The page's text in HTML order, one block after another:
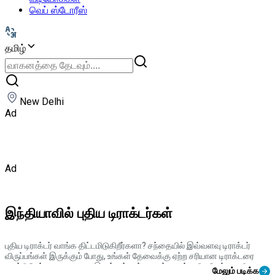
வெப் ஸ்டோரீஸ்
தமிழ்
New Delhi
Ad
Ad
இந்தியாவில் புதிய டிராக்டர்கள்
புதிய டிராக்டர் வாங்க திட்டமிடுகிறீர்களா? சந்தையில் இவ்வளவு டிராக்டர்
விருப்பங்கள் இருக்கும் போது, உங்கள் தேவைக்கு ஏற்ற சரியான டிராக்டரை
கண்டுபிடிப்பது கடினமாக இருக்கும் என்பது எங்களுக்கு தெரியும். எனவே,
மேலும் படிக்க